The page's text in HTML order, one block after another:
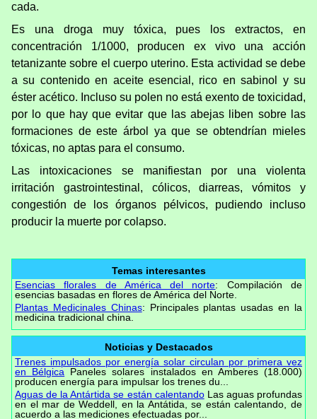
cada.
Es una droga muy tóxica, pues los extractos, en
concentración 1/1000, producen ex vivo una acción
tetanizante sobre el cuerpo uterino. Esta actividad se debe
a su contenido en aceite esencial, rico en sabinol y su
éster acético. Incluso su polen no está exento de toxicidad,
por lo que hay que evitar que las abejas liben sobre las
formaciones de este árbol ya que se obtendrían mieles
tóxicas, no aptas para el consumo.
Las intoxicaciones se manifiestan por una violenta
irritación gastrointestinal, cólicos, diarreas, vómitos y
congestión de los órganos pélvicos, pudiendo incluso
producir la muerte por colapso.
Temas interesantes
Esencias florales de América del norte: Compilación de
esencias basadas en flores de América del Norte.
Plantas Medicinales Chinas: Principales plantas usadas en la
medicina tradicional china.
Noticias y Destacados
Trenes impulsados por energía solar circulan por primera vez
en Bélgica Paneles solares instalados en Amberes (18.000)
producen energía para impulsar los trenes du...
Aguas de la Antártida se están calentandoLas aguas profundas
en el mar de Weddell, en la Antátida, se están calentando, de
acuerdo a las mediciones efectuadas por...